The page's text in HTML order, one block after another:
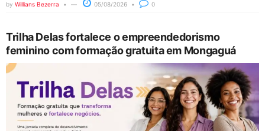
by Willians Bezerra 05/08/2026 0
Trilha Delas fortalece o empreendedorismo
feminino com formação gratuita em Mongaguá